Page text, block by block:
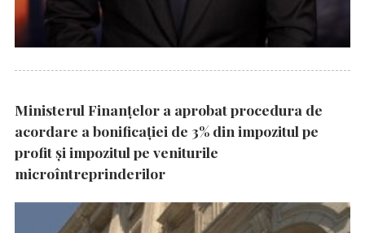
Ministerul Finanțelor a aprobat procedura de
acordare a bonificației de 3% din impozitul pe
profit și impozitul pe veniturile
microîntreprinderilor